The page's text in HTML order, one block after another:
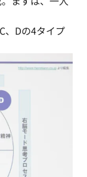
、Dの4タイプ